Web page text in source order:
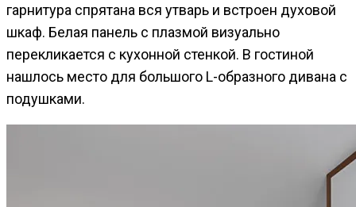
гарнитура спрятана вся утварь и встроен духовой
шкаф. Белая панель с плазмой визуально
перекликается с кухонной стенкой. В гостиной
нашлось место для большого L-образного дивана с
подушками.